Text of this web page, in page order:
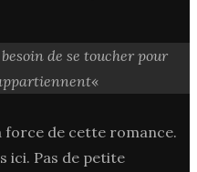
de se toucher pour
«
de cette romance.
ici. Pas de petite